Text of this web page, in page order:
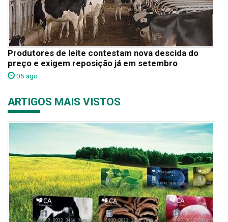
Produtores de leite contestam nova descida do
preço e exigem reposição já em setembro
05 ago
ARTIGOS MAIS VISTOS